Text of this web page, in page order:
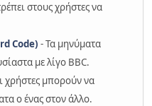
στους χρήστες να
Code) - Τα μηνύματα
με λίγο BBC.
χρήστες μπορούν να
ο ένας στον άλλο.